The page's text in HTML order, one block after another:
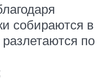
собираются в
по